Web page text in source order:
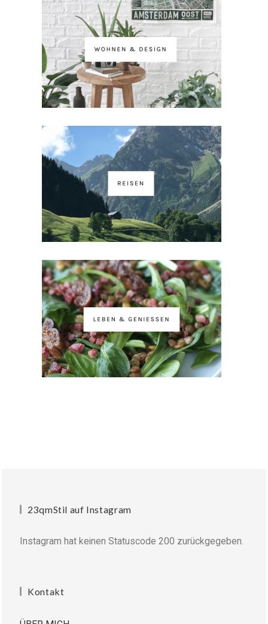
23qmStil auf Instagram
Instagram hat keinen Statuscode 200 zurückgegeben.
Kontakt